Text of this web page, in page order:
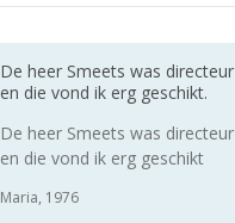
De heer Smeets was directeur
en die vond ik erg geschikt.
De heer Smeets was directeur
en die vond ik erg geschikt
Maria, 1976